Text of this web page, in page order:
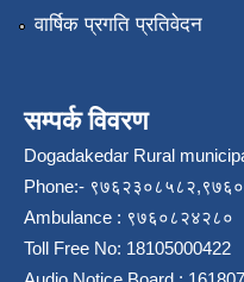
वार्षिक प्रगति प्रतिवेदन
सम्पर्क विवरण
Dogadakedar Rural
Phone:-
Ambulance : ९७६०८२४२८०
Toll Free No: 18105000422